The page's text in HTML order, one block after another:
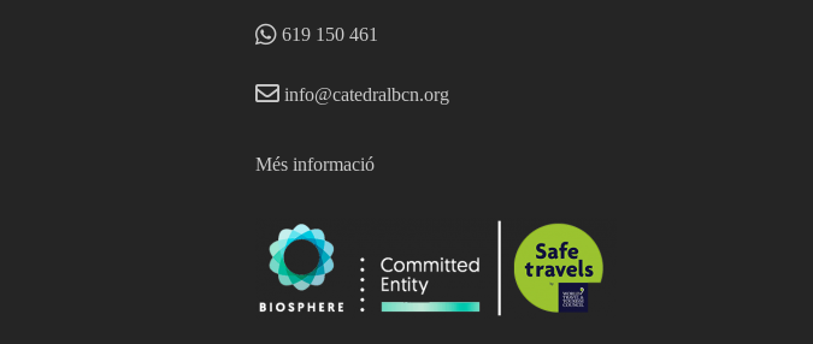
619 150 461
info@catedralbcn.org
Més informació